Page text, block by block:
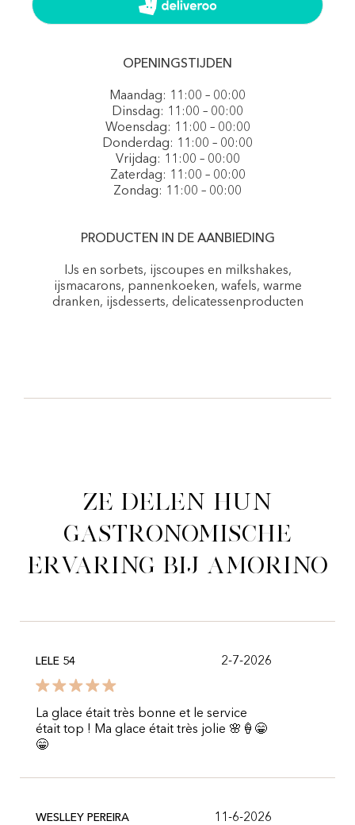
OPENINGSTIJDEN
Maandag: 11:00 – 00:00
Dinsdag: 11:00 – 00:00
Woensdag: 11:00 – 00:00
Donderdag: 11:00 – 00:00
Vrijdag: 11:00 – 00:00
Zaterdag: 11:00 – 00:00
Zondag: 11:00 – 00:00
PRODUCTEN IN DE AANBIEDING
IJs en sorbets, ijscoupes en milkshakes,
ijsmacarons, pannenkoeken, wafels, warme
dranken, ijsdesserts, delicatessenproducten
Ze delen hun
gastronomische
ervaring bij Amorino
LELE 54 2-7-2026
La glace était très bonne et le service
était top ! Ma glace était très jolie 🌸🍦😁
😁
WESLLEY PEREIRA 11-6-2026